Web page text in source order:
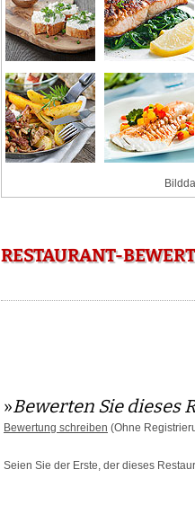
RESTAURANT-
»Bewerten Sie dieses
Bewertung schreiben (Ohne
Seien Sie der Erste, der dieses